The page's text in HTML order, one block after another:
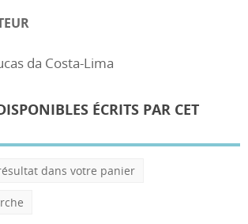
da Costa-Lima
ÉCRITS PAR CET
dans votre panier